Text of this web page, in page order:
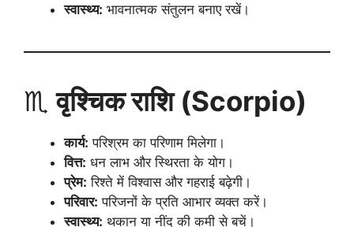
स्वास्थ्य: भावनात्मक संतुलन बनाए रखें।
♏वृश्चिक राशि (Scorpio)
कार्य: परिश्रम का परिणाम मिलेगा।
वित्त: धन लाभ और स्थिरता के योग।
प्रेम: रिश्ते में विश्वास और गहराई बढ़ेगी।
परिवार: परिजनों के प्रति आभार व्यक्त करें।
स्वास्थ्य: थकान या नींद की कमी से बचें।